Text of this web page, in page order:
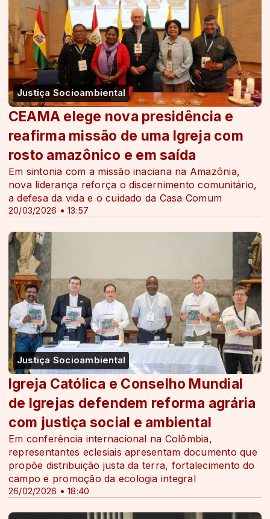
Justiça Socioambiental
20/03/2026 • 13:57
CEAMA elege nova presidência e
reafirma missão de uma Igreja com
rosto amazônico e em saída
Em sintonia com a missão inaciana na Amazônia,
nova liderança reforça o discernimento comunitário,
a defesa da vida e o cuidado da Casa Comum
Justiça Socioambiental
26/02/2026 • 18:40
Igreja Católica e Conselho Mundial
de Igrejas defendem reforma agrária
com justiça social e ambiental
Em conferência internacional na Colômbia,
representantes eclesiais apresentam documento que
propõe distribuição justa da terra, fortalecimento do
campo e promoção da ecologia integral